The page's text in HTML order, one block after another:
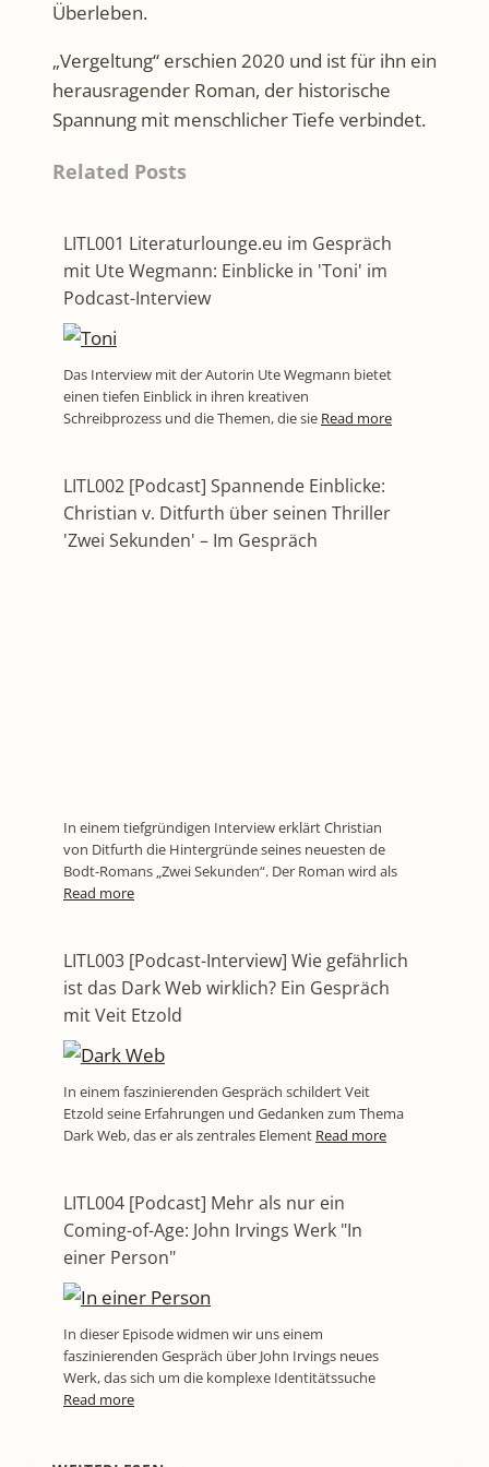
Überleben.
„Vergeltung“ erschien 2020 und ist für ihn ein
herausragender Roman, der historische
Spannung mit menschlicher Tiefe verbindet.
Related Posts
LITL001 Literaturlounge.eu im Gespräch
mit Ute Wegmann: Einblicke in 'Toni' im
Podcast-Interview
Das Interview mit der Autorin Ute Wegmann bietet
einen tiefen Einblick in ihren kreativen
Schreibprozess und die Themen, die sie Read more
LITL002 [Podcast] Spannende Einblicke:
Christian v. Ditfurth über seinen Thriller
'Zwei Sekunden' – Im Gespräch
In einem tiefgründigen Interview erklärt Christian
von Ditfurth die Hintergründe seines neuesten de
Bodt-Romans „Zwei Sekunden“. Der Roman wird als
Read more
LITL003 [Podcast-Interview] Wie gefährlich
ist das Dark Web wirklich? Ein Gespräch
mit Veit Etzold
In einem faszinierenden Gespräch schildert Veit
Etzold seine Erfahrungen und Gedanken zum Thema
Dark Web, das er als zentrales Element Read more
LITL004 [Podcast] Mehr als nur ein
Coming-of-Age: John Irvings Werk "In
einer Person"
In dieser Episode widmen wir uns einem
faszinierenden Gespräch über John Irvings neues
Werk, das sich um die komplexe Identitätssuche
Read more